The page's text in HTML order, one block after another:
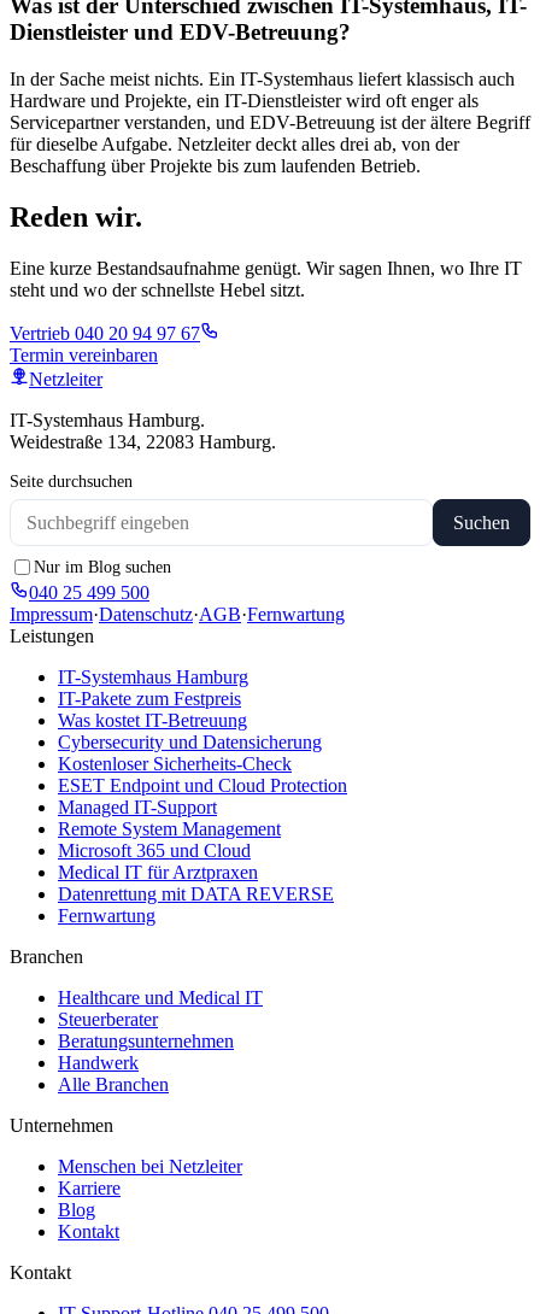
Was ist der Unterschied zwischen IT-Systemhaus, IT-
Dienstleister und EDV-Betreuung?
In der Sache meist nichts. Ein IT-Systemhaus liefert klassisch auch
Hardware und Projekte, ein IT-Dienstleister wird oft enger als
Servicepartner verstanden, und EDV-Betreuung ist der ältere Begriff
für dieselbe Aufgabe. Netzleiter deckt alles drei ab, von der
Beschaffung über Projekte bis zum laufenden Betrieb.
Reden wir.
Eine kurze Bestandsaufnahme genügt. Wir sagen Ihnen, wo Ihre IT
steht und wo der schnellste Hebel sitzt.
Vertrieb 040 20 94 97 67
Termin vereinbaren
Netzleiter
IT-Systemhaus Hamburg.
Weidestraße 134, 22083 Hamburg.
Seite durchsuchen
Suchen
Nur im Blog suchen
040 25 499 500
Impressum·Datenschutz·AGB·Fernwartung
Leistungen
IT-Systemhaus Hamburg
IT-Pakete zum Festpreis
Was kostet IT-Betreuung
Cybersecurity und Datensicherung
Kostenloser Sicherheits-Check
ESET Endpoint und Cloud Protection
Managed IT-Support
Remote System Management
Microsoft 365 und Cloud
Medical IT für Arztpraxen
Datenrettung mit DATA REVERSE
Fernwartung
Branchen
Healthcare und Medical IT
Steuerberater
Beratungsunternehmen
Handwerk
Alle Branchen
Unternehmen
Menschen bei Netzleiter
Karriere
Blog
Kontakt
Kontakt